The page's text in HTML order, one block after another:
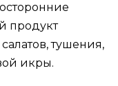
продукт
тушения,
икры.